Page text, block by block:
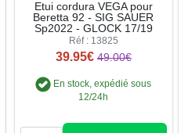
Etui cordura VEGA pour
Beretta 92 - SIG SAUER
Sp2022 - GLOCK 17/19
Réf : 13825
39.95€ 49.00€
En stock, expédié sous
12/24h